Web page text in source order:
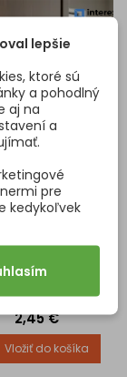
pre každého,
CAMORA / ZLATÁ
LESKLÁ
prevedení je
dizajnovým
elegancie a
Jej čistý tvar a
vysoko lesklý
krásne odrážajú v
a vytvárajú dojem
Cena
2,45 €
Vložiť do košíka
lepšie
ktoré sú
a pohodlný
aj na
a
pre
kedykoľvek